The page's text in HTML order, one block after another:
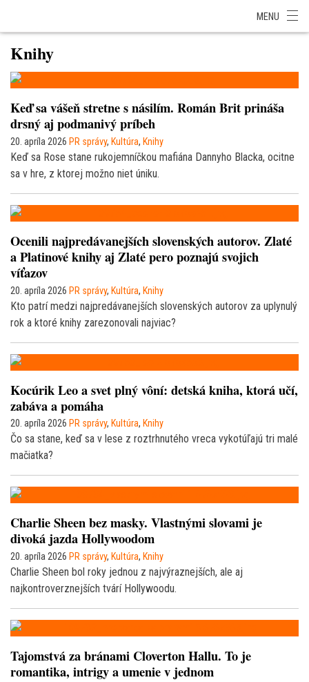
MENU
Knihy
Keď sa vášeň stretne s násilím. Román Brit prináša
drsný aj podmanivý príbeh
20. apríla 2026 PR správy, Kultúra, Knihy
Keď sa Rose stane rukojemníčkou mafiána Dannyho Blacka, ocitne
sa v hre, z ktorej možno niet úniku.
Ocenili najpredávanejších slovenských autorov. Zlaté
a Platinové knihy aj Zlaté pero poznajú svojich
víťazov
20. apríla 2026 PR správy, Kultúra, Knihy
Kto patrí medzi najpredávanejších slovenských autorov za uplynulý
rok a ktoré knihy zarezonovali najviac?
Kocúrik Leo a svet plný vôní: detská kniha, ktorá učí,
zabáva a pomáha
20. apríla 2026 PR správy, Kultúra, Knihy
Čo sa stane, keď sa v lese z roztrhnutého vreca vykotúľajú tri malé
mačiatka?
Charlie Sheen bez masky. Vlastnými slovami je
divoká jazda Hollywoodom
20. apríla 2026 PR správy, Kultúra, Knihy
Charlie Sheen bol roky jednou z najvýraznejších, ale aj
najkontroverznejších tvárí Hollywoodu.
Tajomstvá za bránami Cloverton Hallu. To je
romantika, intrigy a umenie v jednom